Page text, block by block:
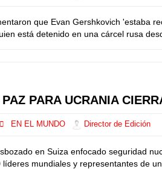
que Evan Gershkovich 'estaba
está detenido en una cárcel rusa
PARA UCRANIA
EN EL MUNDO Director de Edición
en Suiza enfocado seguridad
mundiales y representantes de